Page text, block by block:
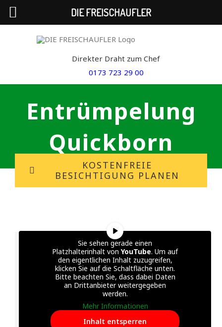
Direkter Draht zum Chef
0173 723 29 00
Entrümpelung
Quickborn
KOSTENFREIE
BESICHTIGUNG PLANEN
Sie sehen gerade einen
Platzhalterinhalt von YouTube. Um auf
den eigentlichen Inhalt zuzugreifen,
klicken Sie auf die Schaltfläche unten.
Bitte beachten Sie, dass dabei Daten
an Drittanbieter weitergegeben
werden.
Mehr Informationen
Inhalt entsperren
DIE FREISCHAUFLER